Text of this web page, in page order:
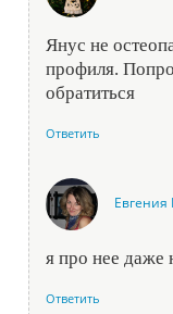
Янус не
профиля.
обратиться
Ответить
я про нее даже
Ответить